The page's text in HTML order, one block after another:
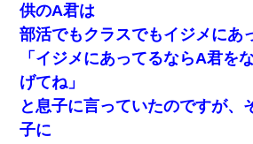
供のA君は
部活でもクラスでもイジメにあ
「イジメにあってるならA君を
げてね」
と息子に言っていたのですが、
子に